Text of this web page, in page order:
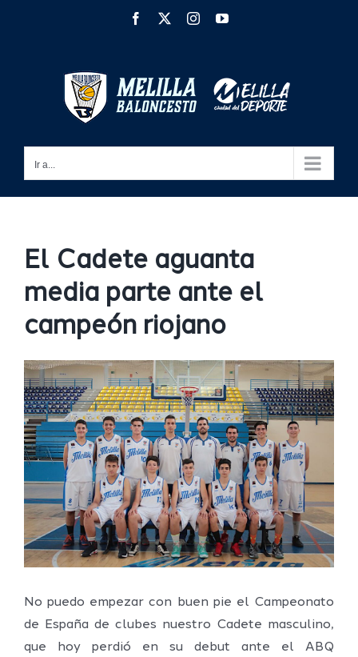
Facebook InstagramYouTube
Ir a...
El Cadete aguanta
media parte ante el
campeón riojano
Ver
imagen
más
grande
No puedo empezar con buen pie el Campeonato
de España de clubes nuestro Cadete masculino,
que hoy perdió en su debut ante el ABQ